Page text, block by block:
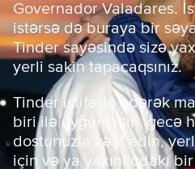
Governador Valadares.
istərsə də buraya bir
Tinder sayəsində sizə
yerli sakin tapacaqsınız.
Tinder istifadə edərək
biri ilə uyğunlaşın, gecə
dostunuzla kəşf edin,
için və ya yaxınlıqdakı